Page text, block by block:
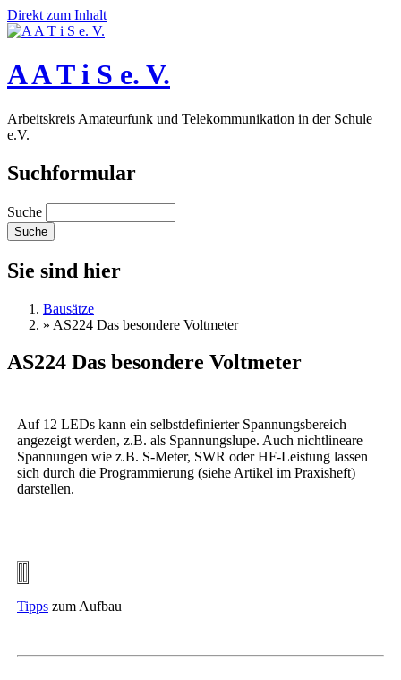
Direkt zum Inhalt
A A T i S e. V.
Arbeitskreis Amateurfunk und Telekommunikation in der Schule
e.V.
Suchformular
Suche
Sie sind hier
Bausätze
» AS224 Das besondere Voltmeter
AS224 Das besondere Voltmeter
Auf 12 LEDs kann ein selbstdefinierter Spannungsbereich
angezeigt werden, z.B. als Spannungslupe. Auch nichtlineare
Spannungen wie z.B. S-Meter, SWR oder HF-Leistung lassen
sich durch die Programmierung (siehe Artikel im Praxisheft)
darstellen.
Tipps zum Aufbau